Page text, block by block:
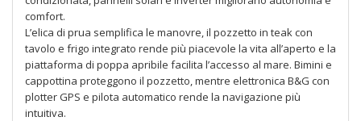
comfort.
L’elica di prua semplifica le manovre, il pozzetto in teak con
tavolo e frigo integrato rende più piacevole la vita all’aperto e la
piattaforma di poppa apribile facilita l’accesso al mare. Bimini e
cappottina proteggono il pozzetto, mentre elettronica B&G con
plotter GPS e pilota automatico rende la navigazione più
intuitiva.